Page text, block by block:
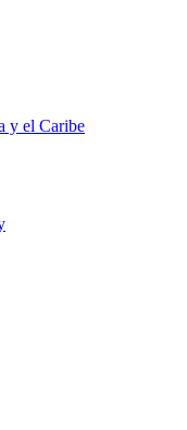
y el Caribe